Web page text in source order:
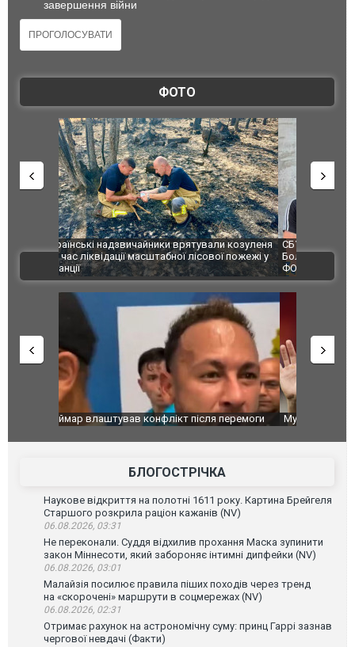
завершення війни
ФОТО
пожежі у
СБУ за сприяння Нацполіції та правоохоронців
Болгарії затримала міжнародного наркобарона.
ФОТО
Росіяни
одна
ВІДЕО
Мудрик провів перший матч за "Челсі" після
під час
Франції
БЛОГОСТРІЧКА
Наукове відкриття на полотні 1611 року. Картина Брейгеля
Старшого розкрила раціон кажанів (NV)
06.08.2026, 03:31
Не переконали. Суддя відхилив прохання Маска зупинити
закон Міннесоти, який забороняє інтимні дипфейки (NV)
06.08.2026, 03:01
Малайзія посилює правила піших походів через тренд
на «скорочені» маршрути в соцмережах (NV)
06.08.2026, 02:31
Отримає рахунок на астрономічну суму: принц Гаррі зазнав
чергової невдачі (Факти)